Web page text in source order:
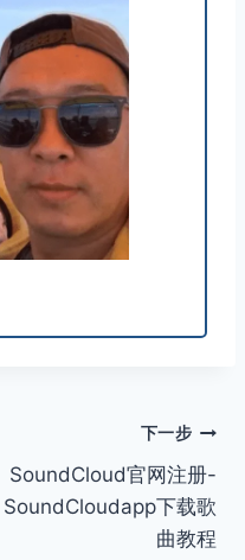
下一步
SoundCloud官网注册-
SoundCloudapp下载歌
曲教程